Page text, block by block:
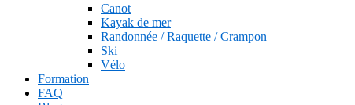
Canot
Kayak de mer
Randonnée / Raquette / Crampon
Ski
Vélo
Formation
FAQ